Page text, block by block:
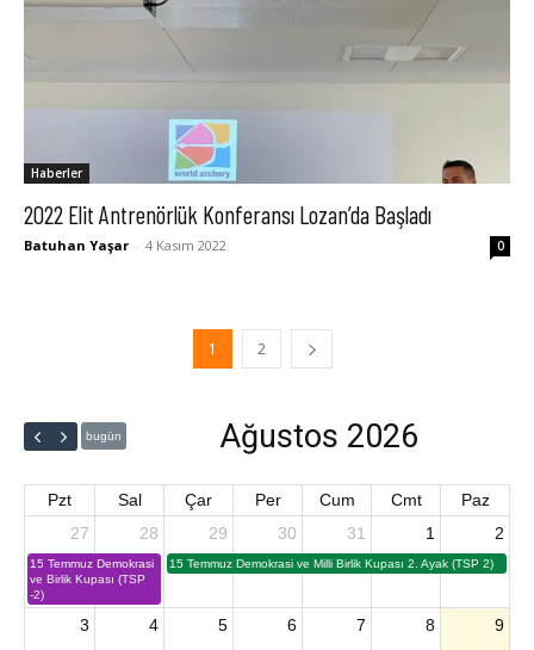
Haberler
2022 Elit Antrenörlük Konferansı Lozan’da Başladı
Batuhan Yaşar - 4 Kasım 2022 0
1 2
bugün Ağustos 2026
Pzt Sal Çar Per Cum Cmt
Paz
27
15 Temmuz Demokrasi
ve Birlik Kupası (TSP
-2)
28 29
15 Temmuz Demokrasi ve Milli Birlik Kupası 2. Ayak (TSP 2)
30 31 1 2
3 4 5 6 7 8 9